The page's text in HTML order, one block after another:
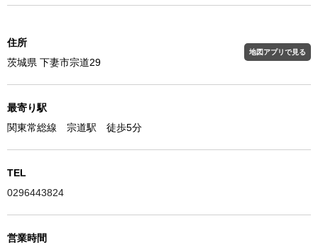
住所
茨城県 下妻市宗道29
地図アプリで見る
最寄り駅
関東常総線 宗道駅 徒歩5分
TEL
0296443824
営業時間